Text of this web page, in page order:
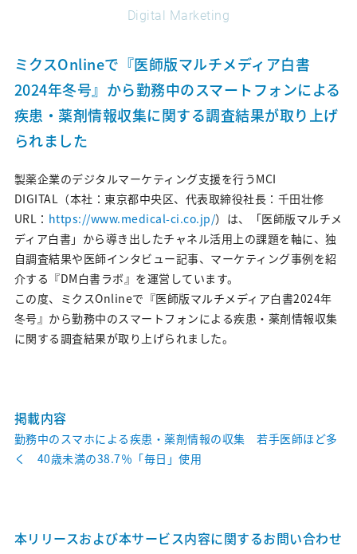
Digital Marketing
ミクスOnlineで『医師版マルチメディア白書
2024年冬号』から勤務中のスマートフォンによる
疾患・薬剤情報収集に関する調査結果が取り上げ
られました
製薬企業のデジタルマーケティング支援を行うMCI
DIGITAL（本社：東京都中央区、代表取締役社長：千田壮修
URL： https://www.medical-ci.co.jp/）は、「医師版マルチメ
ディア白書」から導き出したチャネル活用上の課題を軸に、独
自調査結果や医師インタビュー記事、マーケティング事例を紹
介する『DM白書ラボ』を運営しています。
この度、ミクスOnlineで『医師版マルチメディア白書2024年
冬号』から勤務中のスマートフォンによる疾患・薬剤情報収集
に関する調査結果が取り上げられました。
掲載内容
勤務中のスマホによる疾患・薬剤情報の収集 若手医師ほど多
く 40歳未満の38.7％「毎日」使用
本リリースおよび本サービス内容に関するお問い合わせ
グローバルネットワーク
オフィス・設備
私たちのサービスの特徴について
Marketing Research
マーケティングリサーチ｜サービス紹介
マーケティングリサーチ｜実績紹介
Digital Marketing
医師版デジタルマーケティング白書
オウンドメディア構築・運営支援